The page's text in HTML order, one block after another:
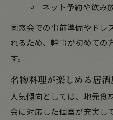
ネット予約や飲み
同窓会での事前準備やドレ
れるため、幹事が初めての
す。
名物料理が楽しめる居
人気傾向としては、地元食
会に対応した個室が充実し